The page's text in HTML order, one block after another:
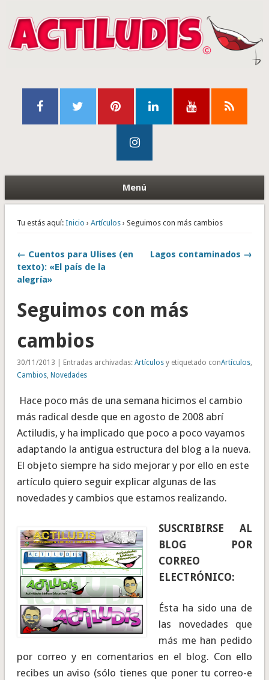
Menú
Tu estás aquí: Inicio › Artículos› Seguimos con más cambios
← Cuentos para Ulises (en
texto): «El país de la
alegría»
Lagos contaminados →
Seguimos con más
cambios
30/11/2013 | Entradas archivadas: Artículosy etiquetado conArtículos,
Cambios, Novedades
Hace poco más de una semana hicimos el cambio
más radical desde que en agosto de 2008 abrí
Actiludis, y ha implicado que poco a poco vayamos
adaptando la antigua estructura del blog a la nueva.
El objeto siempre ha sido mejorar y por ello en este
artículo quiero seguir explicar algunas de las
novedades y cambios que estamos realizando.
SUSCRIBIRSE AL
BLOG POR
CORREO
ELECTRÓNICO:
Ésta ha sido una de
las novedades que
más me han pedido
por correo y en comentarios en el blog. Con ello
recibes un aviso (sólo tienes que poner tu correo-e